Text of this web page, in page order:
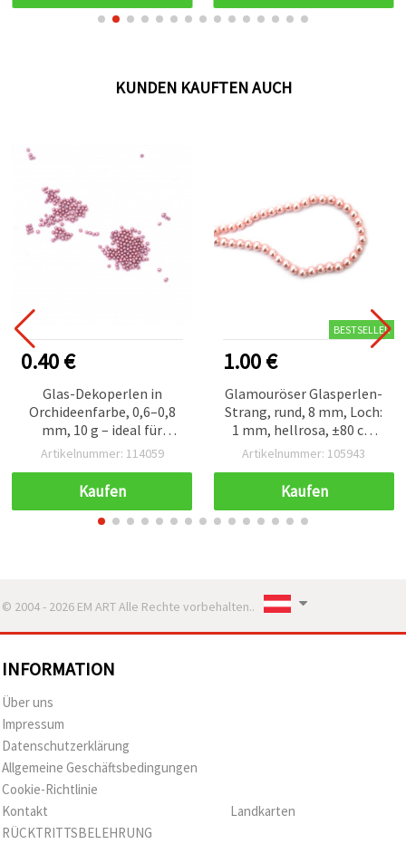
KUNDEN KAUFTEN AUCH
0.40 €
Glas-Dekoperlen in
Orchideenfarbe, 0,6–0,8
mm, 10 g – ideal für
Karten, Schachteln und
Artikelnummer: 114059
Kaufen
BESTSELLER
1.00 €
Glamouröser Glasperlen-
Strang, rund, 8 mm, Loch:
1 mm, hellrosa, ±80 cm
(ca. 110 Stk.)
Artikelnummer: 105943
Kaufen
© 2004 - 2026 EM ART Alle Rechte vorbehalten..
INFORMATION
Über uns
Impressum
Datenschutzerklärung
Allgemeine Geschäftsbedingungen
Cookie-Richtlinie
Kontakt
RÜCKTRITTSBELEHRUNG
Landkarten